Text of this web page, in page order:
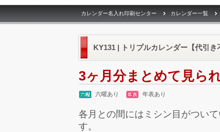
カレンダー名入れ印刷センター カレンダー一覧
KY131 | トリプルカレンダー【代引
3ヶ月分まとめて見ら
六曜あり 年表あり
各月との間にはミシン目がつい
す。